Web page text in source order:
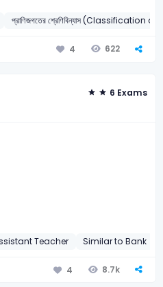
প্রাণিজগতের শ্রেণিবিন্যাস
4 622
6 Exams
Teacher Similar to Bank
4 8.7k